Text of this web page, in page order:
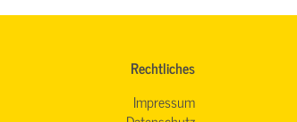
Rechtliches
Impressum